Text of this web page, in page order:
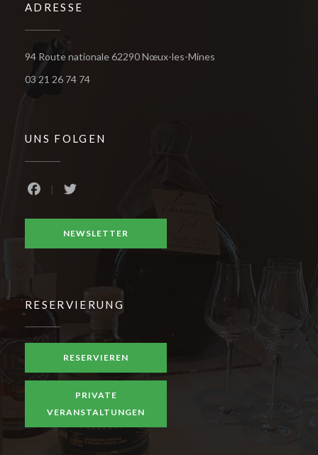
ADRESSE
94 Route nationale 62290 Nœux-les-Mines
03 21 26 74 74
UNS FOLGEN
NEWSLETTER
RESERVIERUNG
RESERVIEREN
PRIVATE
VERANSTALTUNGEN